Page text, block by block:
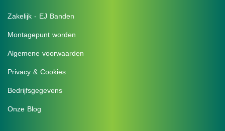
Zakelijk - EJ Banden
Montagepunt worden
Algemene voorwaarden
Privacy & Cookies
Bedrijfsgegevens
Onze Blog